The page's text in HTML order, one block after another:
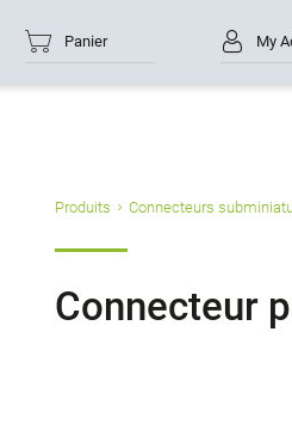
Panier My
Produits Connecteurs
Connecteur